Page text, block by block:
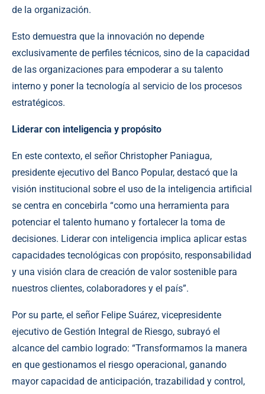
de la organización.
Esto demuestra que la innovación no depende
exclusivamente de perfiles técnicos, sino de la capacidad
de las organizaciones para empoderar a su talento
interno y poner la tecnología al servicio de los procesos
estratégicos.
Liderar con inteligencia y propósito
En este contexto, el señor Christopher Paniagua,
presidente ejecutivo del Banco Popular, destacó que la
visión institucional sobre el uso de la inteligencia artificial
se centra en concebirla “como una herramienta para
potenciar el talento humano y fortalecer la toma de
decisiones. Liderar con inteligencia implica aplicar estas
capacidades tecnológicas con propósito, responsabilidad
y una visión clara de creación de valor sostenible para
nuestros clientes, colaboradores y el país”.
Por su parte, el señor Felipe Suárez, vicepresidente
ejecutivo de Gestión Integral de Riesgo, subrayó el
alcance del cambio logrado: “Transformamos la manera
en que gestionamos el riesgo operacional, ganando
mayor capacidad de anticipación, trazabilidad y control,